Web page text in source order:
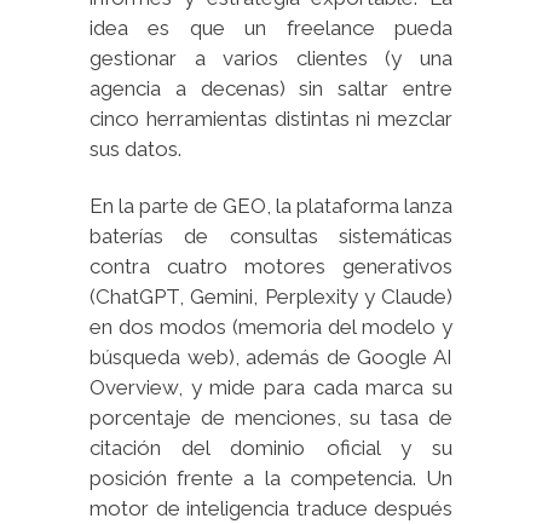
idea es que un freelance pueda
gestionar a varios clientes (y una
agencia a decenas) sin saltar entre
cinco herramientas distintas ni mezclar
sus datos.
En la parte de GEO, la plataforma lanza
baterías de consultas sistemáticas
contra cuatro motores generativos
(ChatGPT, Gemini, Perplexity y Claude)
en dos modos (memoria del modelo y
búsqueda web), además de Google AI
Overview, y mide para cada marca su
porcentaje de menciones, su tasa de
citación del dominio oficial y su
posición frente a la competencia. Un
motor de inteligencia traduce después